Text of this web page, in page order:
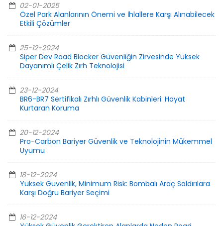
02-01-2025
Özel Park Alanlarının Önemi ve İhlallere Karşı Alınabilecek
Etkili Çözümler
25-12-2024
Siper Dev Road Blocker Güvenliğin Zirvesinde Yüksek
Dayanımlı Çelik Zırh Teknolojisi
23-12-2024
BR6-BR7 Sertifikalı Zırhlı Güvenlik Kabinleri: Hayat
Kurtaran Koruma
20-12-2024
Pro-Carbon Bariyer Güvenlik ve Teknolojinin Mükemmel
Uyumu
18-12-2024
Yüksek Güvenlik, Minimum Risk: Bombalı Araç Saldırılara
Karşı Doğru Bariyer Seçimi
16-12-2024